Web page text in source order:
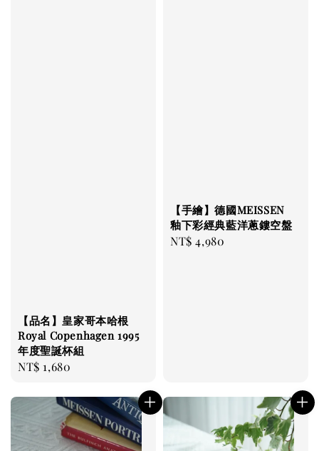
【品名】皇家哥本哈根
Royal Copenhagen 1995
年度聖誕杯組
Regular
NT$ 1,680
【手繪】德國MEISSEN
釉下彩經典藍洋蔥鏤空盤
Regular
NT$ 4,980